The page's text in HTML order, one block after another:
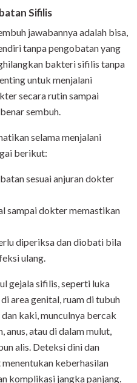
Sifilis
jawabannya adalah bisa,
tanpa pengobatan yang
bakteri sifilis tanpa
untuk menjalani
secara rutin sampai
sembuh.
selama menjalani
berikut:
sesuai anjuran dokter
sampai dokter memastikan
diperiksa dan diobati bila
ulang.
gejala sifilis, seperti luka
area genital, ruam di tubuh
kaki, munculnya bercak
atau di dalam mulut,
alis. Deteksi dini dan
keberhasilan
komplikasi jangka panjang.